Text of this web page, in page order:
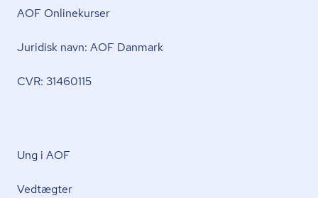
AOF Onlinekurser
Juridisk navn: AOF Danmark
CVR: 31460115
Ung i AOF
Vedtægter